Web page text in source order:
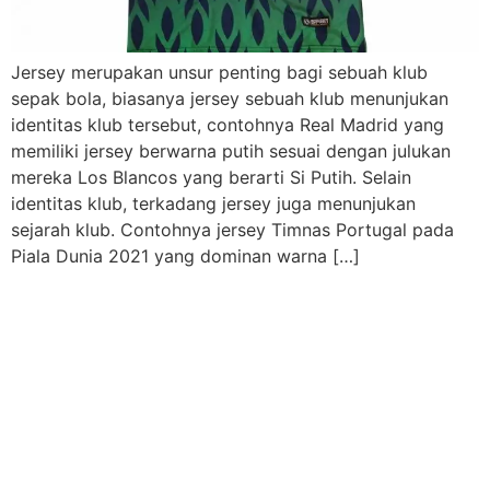
Jersey merupakan unsur penting bagi sebuah klub
sepak bola, biasanya jersey sebuah klub menunjukan
identitas klub tersebut, contohnya Real Madrid yang
memiliki jersey berwarna putih sesuai dengan julukan
mereka Los Blancos yang berarti Si Putih. Selain
identitas klub, terkadang jersey juga menunjukan
sejarah klub. Contohnya jersey Timnas Portugal pada
Piala Dunia 2021 yang dominan warna […]